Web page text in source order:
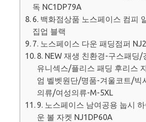
독 NC1DP79A
6. 백화점상품 노스페이스 컴피
집업 블랙
7. 노스페이스 다운 패딩점퍼
8. NEW 재생 친환경-구스패딩
유니섹스/플리스 패딩 후리스
엄 벨벳원단/명품-겨울코트/빅
의류/여성의류-M-5XL
9. 노스페이스 남여공용 눕시
운 볼 자켓 NJ1DP60A